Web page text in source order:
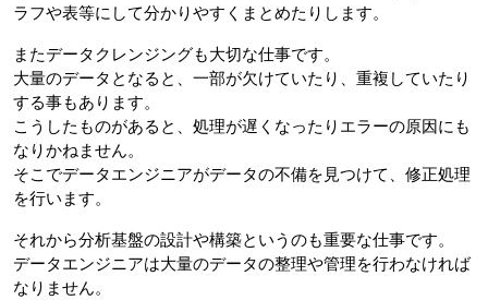
ラフや表等にして分かりやすくまとめたりします。
またデータクレンジングも大切な仕事です。
大量のデータとなると、一部が欠けていたり、重複していたり
する事もあります。
こうしたものがあると、処理が遅くなったりエラーの原因にも
なりかねません。
そこでデータエンジニアがデータの不備を見つけて、修正処理
を行います。
それから分析基盤の設計や構築というのも重要な仕事です。
データエンジニアは大量のデータの整理や管理を行わなければ
なりません。